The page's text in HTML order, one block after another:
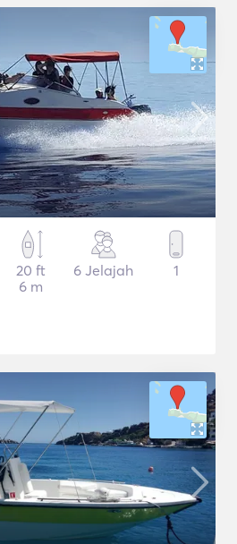
20 ft
6 m
6 Jelajah 1